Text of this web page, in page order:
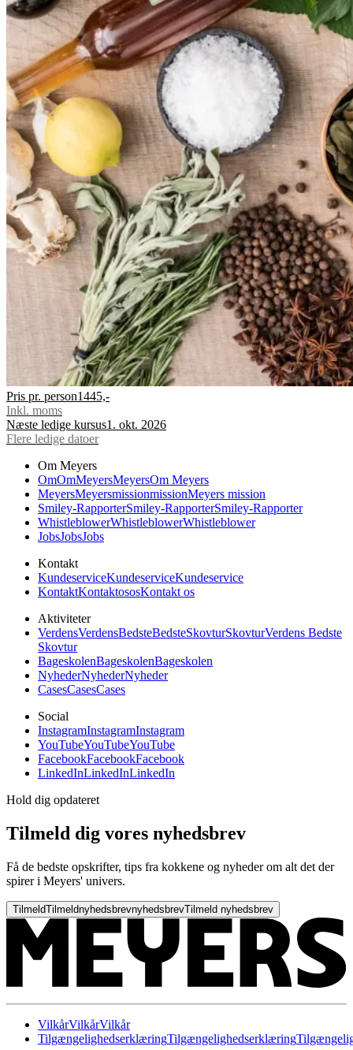
Pris pr. person1445,-
Inkl. moms
Næste ledige kursus1. okt. 2026
Flere ledige datoer
Om Meyers
OmOmMeyersMeyersOm Meyers
MeyersMeyersmissionmissionMeyers mission
Smiley-RapporterSmiley-RapporterSmiley-Rapporter
WhistleblowerWhistleblowerWhistleblower
JobsJobsJobs
Kontakt
KundeserviceKundeserviceKundeservice
KontaktKontaktososKontakt os
Aktiviteter
VerdensVerdensBedsteBedsteSkovturSkovturVerdens Bedste
Skovtur
BageskolenBageskolenBageskolen
NyhederNyhederNyheder
CasesCasesCases
Social
InstagramInstagramInstagram
YouTubeYouTubeYouTube
FacebookFacebookFacebook
LinkedInLinkedInLinkedIn
Hold dig opdateret
Tilmeld dig vores nyhedsbrev
Få de bedste opskrifter, tips fra kokkene og nyheder om alt det der
spirer i Meyers' univers.
TilmeldTilmeldnyhedsbrevnyhedsbrevTilmeld nyhedsbrev
VilkårVilkårVilkår
TilgængelighedserklæringTilgængelighedserklæring